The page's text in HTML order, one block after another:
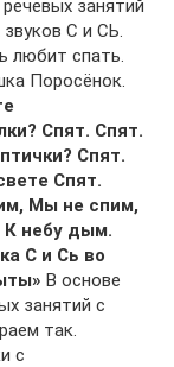
занятий
С и СЬ.
любит спать.
Поросёнок.
Спят. Спят.
Спят.
Спят.
Мы не спим,
К небу дым.
С и Сь во
В основе
занятий с
так.
с